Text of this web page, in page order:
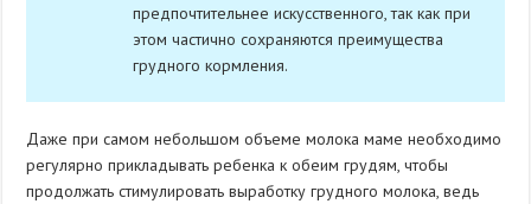
предпочтительнее искусственного, так как при
этом частично сохраняются преимущества
грудного кормления.
Даже при самом небольшом объеме молока маме необходимо
регулярно прикладывать ребенка к обеим грудям, чтобы
продолжать стимулировать выработку грудного молока, ведь